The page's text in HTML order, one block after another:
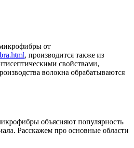
от
, производится также из
свойствами,
волокна обрабатываются
объясняют популярность
Расскажем про основные области